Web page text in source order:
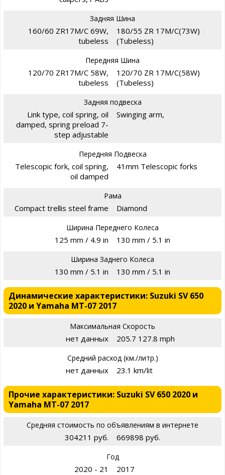
Задняя Шина
160/60 ZR17M/C 69W,
tubeless
180/55 ZR 17M/C(73W)
(Tubeless)
Передняя Шина
120/70 ZR17M/C 58W,
tubeless
120/70 ZR 17M/C(58W)
(Tubeless)
Задняя подвеска
Link type, coil spring, oil
damped, spring preload 7-
step adjustable
Swinging arm,
Передняя Подвеска
Telescopic fork, coil spring,
oil damped
41mm Telescopic forks
Рама
Compact trellis steel frame Diamond
Ширина Переднего Колеса
125 mm / 4.9 in 130 mm / 5.1 in
Ширина Заднего Колеса
130 mm / 5.1 in 130 mm / 5.1 in
Динамические характеристики: Suzuki SV 650
2020 и Yamaha MT-07 2017
Максимальная Скорость
нет данных 205.7 127.8 mph
Средний расход (км./литр.)
нет данных 23.1 km/lit
Прочие характеристики: Suzuki SV 650 2020 и
Yamaha MT-07 2017
Средняя стоимость по объявлениям в интернете
304211 руб. 669898 руб.
Год
2020 - 21 2017